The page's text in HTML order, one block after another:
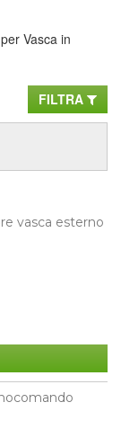
Vasca in
FILTRA
vasca esterno